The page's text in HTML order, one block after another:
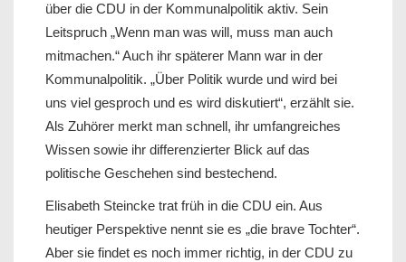
über die CDU in der Kommunalpolitik aktiv. Sein
Leitspruch „Wenn man was will, muss man auch
mitmachen.“ Auch ihr späterer Mann war in der
Kommunalpolitik. „Über Politik wurde und wird bei
uns viel gesproch und es wird diskutiert“, erzählt sie.
Als Zuhörer merkt man schnell, ihr umfangreiches
Wissen sowie ihr differenzierter Blick auf das
politische Geschehen sind bestechend.
Elisabeth Steincke trat früh in die CDU ein. Aus
heutiger Perspektive nennt sie es „die brave Tochter“.
Aber sie findet es noch immer richtig, in der CDU zu